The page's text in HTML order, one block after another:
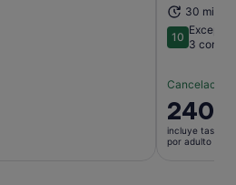
30 min
1010 sobre
3
Cancelación
El
precio
es
240
incluye tasas e
por adulto